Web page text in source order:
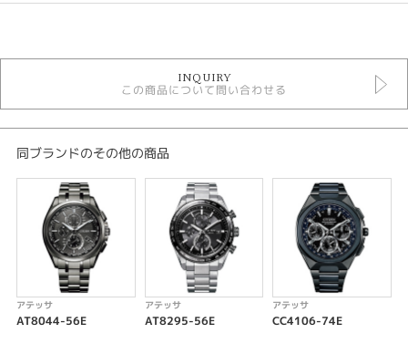
時計
金属ベルト
ソーラー電波
10気圧防水
アテッサ
メンズ 腕時計
メンズ
腕時計
INQUIRY
この商品について問い合わせる
同ブランドのその他の商品
アテッサ
AT8044-56E
アテッサ
AT8295-56E
アテッサ
CC4106-74E